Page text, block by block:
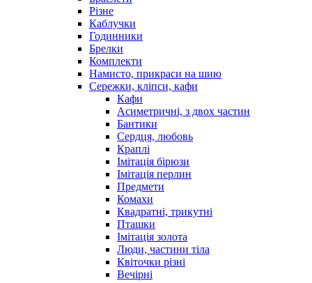
Різне
Каблучки
Годинники
Брелки
Комплекти
Намисто, прикраси на шию
Сережки, кліпси, кафи
Кафи
Асиметричні, з двох частин
Бантики
Сердця, любовь
Краплі
Імітація бірюзи
Імітація перлин
Предмети
Комахи
Квадратні, трикутні
Пташки
Імітація золота
Люди, частини тіла
Квіточки різні
Вечірні